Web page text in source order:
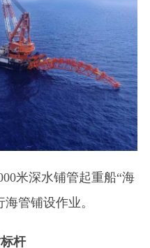
米深水铺管起重船“海
管铺设作业。
杆